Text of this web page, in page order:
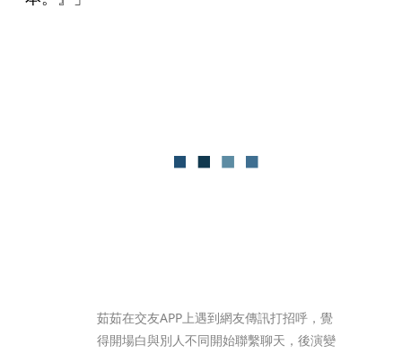
茹茹在交友APP上遇到網友傳訊打招呼，覺
得開場白與別人不同開始聯繫聊天，後演變